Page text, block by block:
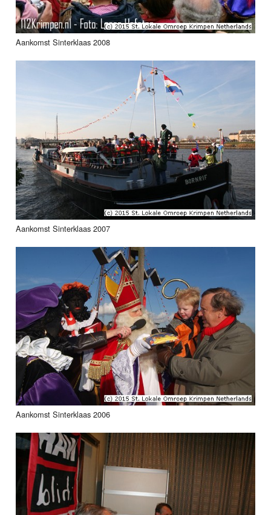
Aankomst Sinterklaas 2008
Aankomst Sinterklaas 2007
Aankomst Sinterklaas 2006